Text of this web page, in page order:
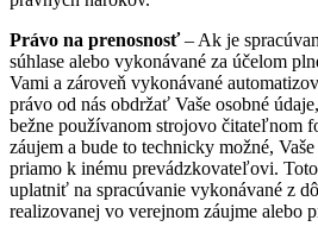
Právo na prenosnosť– Ak je
súhlase alebo vykonávané za účelom
Vami a zároveň vykonávané
právo od nás obdržať Vaše osobné
bežne používanom strojovo čitateľnom
záujem a bude to technicky možné,
priamo k inému prevádzkovateľovi.
uplatniť na spracúvanie vykonávané z
realizovanej vo verejnom záujme alebo